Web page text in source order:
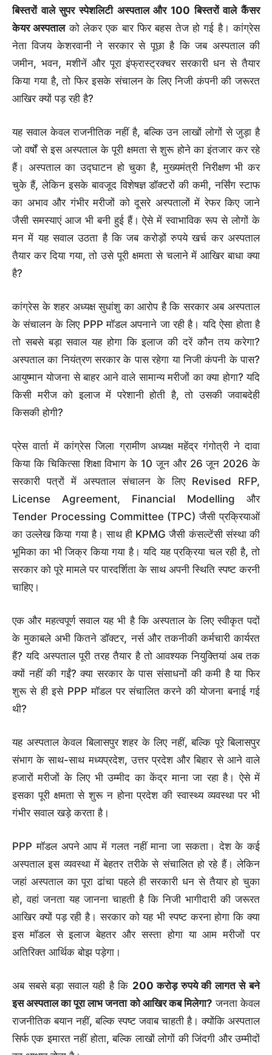
बिस्तरों वाले सुपर स्पेशलिटी अस्पताल और 100 बिस्तरों वाले कैंसर
केयर अस्पतालको लेकर एक बार फिर बहस तेज हो गई है। कांग्रेस
नेता विजय केशरवानी ने सरकार से पूछा है कि जब अस्पताल की
जमीन, भवन, मशीनें और पूरा इंफ्रास्ट्रक्चर सरकारी धन से तैयार
किया गया है, तो फिर इसके संचालन के लिए निजी कंपनी की जरूरत
आखिर क्यों पड़ रही है?
यह सवाल केवल राजनीतिक नहीं है, बल्कि उन लाखों लोगों से जुड़ा है
जो वर्षों से इस अस्पताल के पूरी क्षमता से शुरू होने का इंतजार कर रहे
हैं। अस्पताल का उद्घाटन हो चुका है, मुख्यमंत्री निरीक्षण भी कर
चुके हैं, लेकिन इसके बावजूद विशेषज्ञ डॉक्टरों की कमी, नर्सिंग स्टाफ
का अभाव और गंभीर मरीजों को दूसरे अस्पतालों में रेफर किए जाने
जैसी समस्याएं आज भी बनी हुई हैं। ऐसे में स्वाभाविक रूप से लोगों के
मन में यह सवाल उठता है कि जब करोड़ों रुपये खर्च कर अस्पताल
तैयार कर दिया गया, तो उसे पूरी क्षमता से चलाने में आखिर बाधा क्या
है?
कांग्रेस के शहर अध्यक्ष सुधांशु का आरोप है कि सरकार अब अस्पताल
के संचालन के लिए PPP मॉडल अपनाने जा रही है। यदि ऐसा होता है
तो सबसे बड़ा सवाल यह होगा कि इलाज की दरें कौन तय करेगा?
अस्पताल का नियंत्रण सरकार के पास रहेगा या निजी कंपनी के पास?
आयुष्मान योजना से बाहर आने वाले सामान्य मरीजों का क्या होगा? यदि
किसी मरीज को इलाज में परेशानी होती है, तो उसकी जवाबदेही
किसकी होगी?
प्रेस वार्ता में कांग्रेस जिला ग्रामीण अध्यक्ष महेंद्र गंगोत्री ने दावा
किया कि चिकित्सा शिक्षा विभाग के 10 जून और 26 जून 2026 के
सरकारी पत्रों में अस्पताल संचालन के लिए Revised RFP,
License Agreement, Financial Modelling और
Tender Processing Committee (TPC) जैसी प्रक्रियाओं
का उल्लेख किया गया है। साथ ही KPMG जैसी कंसल्टेंसी संस्था की
भूमिका का भी जिक्र किया गया है। यदि यह प्रक्रिया चल रही है, तो
सरकार को पूरे मामले पर पारदर्शिता के साथ अपनी स्थिति स्पष्ट करनी
चाहिए।
एक और महत्वपूर्ण सवाल यह भी है कि अस्पताल के लिए स्वीकृत पदों
के मुकाबले अभी कितने डॉक्टर, नर्स और तकनीकी कर्मचारी कार्यरत
हैं? यदि अस्पताल पूरी तरह तैयार है तो आवश्यक नियुक्तियां अब तक
क्यों नहीं की गईं? क्या सरकार के पास संसाधनों की कमी है या फिर
शुरू से ही इसे PPP मॉडल पर संचालित करने की योजना बनाई गई
थी?
यह अस्पताल केवल बिलासपुर शहर के लिए नहीं, बल्कि पूरे बिलासपुर
संभाग के साथ-साथ मध्यप्रदेश, उत्तर प्रदेश और बिहार से आने वाले
हजारों मरीजों के लिए भी उम्मीद का केंद्र माना जा रहा है। ऐसे में
इसका पूरी क्षमता से शुरू न होना प्रदेश की स्वास्थ्य व्यवस्था पर भी
गंभीर सवाल खड़े करता है।
PPP मॉडल अपने आप में गलत नहीं माना जा सकता। देश के कई
अस्पताल इस व्यवस्था में बेहतर तरीके से संचालित हो रहे हैं। लेकिन
जहां अस्पताल का पूरा ढांचा पहले ही सरकारी धन से तैयार हो चुका
हो, वहां जनता यह जानना चाहती है कि निजी भागीदारी की जरूरत
आखिर क्यों पड़ रही है। सरकार को यह भी स्पष्ट करना होगा कि क्या
इस मॉडल से इलाज बेहतर और सस्ता होगा या आम मरीजों पर
अतिरिक्त आर्थिक बोझ पड़ेगा।
अब सबसे बड़ा सवाल यही है कि 200 करोड़ रुपये की लागत से बने
इस अस्पताल का पूरा लाभ जनता को आखिर कब मिलेगा? जनता केवल
राजनीतिक बयान नहीं, बल्कि स्पष्ट जवाब चाहती है। क्योंकि अस्पताल
सिर्फ एक इमारत नहीं होता, बल्कि लाखों लोगों की जिंदगी और उम्मीदों